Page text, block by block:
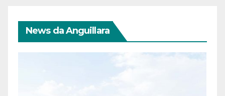
News da Anguillara